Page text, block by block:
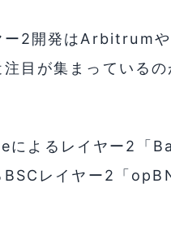
ー2開発はArbitrum
目が集まっている
よるレイヤー2「
レイヤー2「